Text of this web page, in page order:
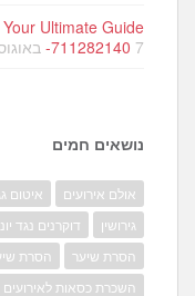
Ultimate Guide
-711282140 7 באוגוסט 2026
נושאים חמים
אולם אירועים איטום
גירושין
דוקרנים נגד
הסרת שיער
הסרת
השכרת כסאות לאירועים